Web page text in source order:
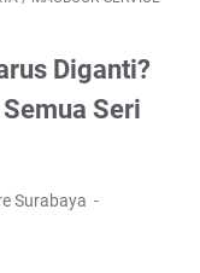
Diganti?
Seri
Surabaya